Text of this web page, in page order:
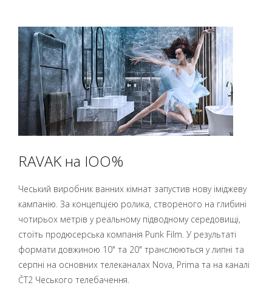
RAVAK на IOO%
Чеський виробник ванних кімнат запустив нову іміджеву
кампанію. За концепцією ролика, створеного на глибині
чотирьох метрів у реальному підводному середовищі,
стоїть продюсерська компанія Punk Film. У результаті
формати довжиною 10" та 20" транслюються у липні та
серпні на основних телеканалах Nova, Prima та на каналі
ČT2 Чеського телебачення.